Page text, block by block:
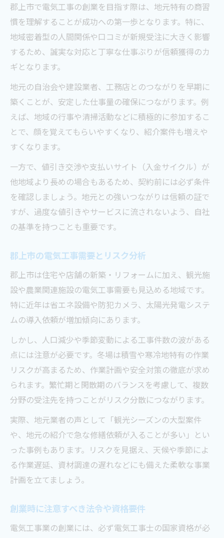
郡上市で電気工事の創業を目指す際は、地元特有の商習
慣を理解することが成功への第一歩となります。特に、
地域密着型の人間関係や口コミが新規受注に大きく影響
するため、誠実な対応と丁寧な仕事ぶりが信頼獲得のカ
ギとなります。
地元の自治会や建設業者、工務店とのつながりを早期に
築くことが、安定した仕事量の確保につながります。例
えば、地域の行事や清掃活動などに積極的に参加するこ
とで、顔を覚えてもらいやすくなり、紹介案件も増えや
すくなります。
一方で、値引き交渉や支払いサイト（入金サイクル）が
他地域より長めの場合もあるため、契約前には必ず条件
を確認しましょう。地元との強いつながりは信頼の証で
すが、過度な値引きやサービスに流されないよう、自社
の基準を持つことも重要です。
郡上市の電気工事需要とリスク分析
郡上市は住宅や店舗の新築・リフォームに加え、観光施
設や農業関連施設の電気工事需要も見込める地域です。
特に近年は省エネ設備や防犯カメラ、太陽光発電システ
ムの導入依頼が増加傾向にあります。
しかし、人口減少や季節変動による工事件数の波がある
点には注意が必要です。冬場は積雪や寒冷地特有の作業
リスクが高まるため、作業計画や安全対策の徹底が求め
られます。繁忙期と閑散期のバランスを考慮して、複数
分野の受注先を持つことがリスク分散につながります。
実際、地元業者の声として「観光シーズンの大型案件
や、地元の紹介で急な修繕依頼が入ることが多い」とい
った事例もあります。リスクを見据え、天候や季節によ
る作業遅延、資材調達の遅れなどにも備えた柔軟な事業
計画を立てましょう。
創業時に注意すべき法令や資格要件
電気工事業の創業には、必ず電気工事士の国家資格が必